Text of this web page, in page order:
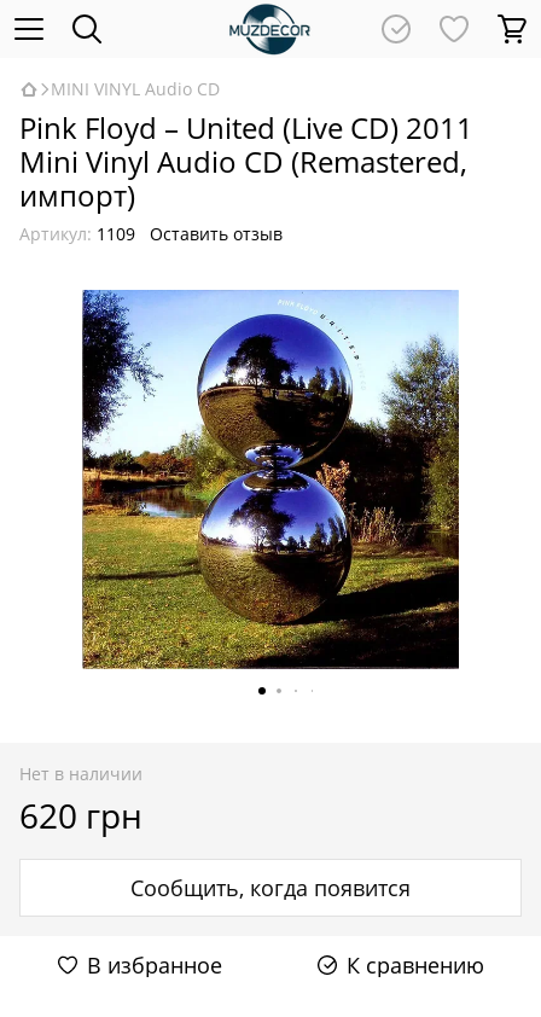
MINI VINYL Audio CD
Pink Floyd – United (Live CD) 2011
Mini Vinyl Audio CD (Remastered,
импорт)
Артикул: 1109 Оставить отзыв
Нет в наличии
620 грн
Сообщить, когда появится
В избранное К сравнению